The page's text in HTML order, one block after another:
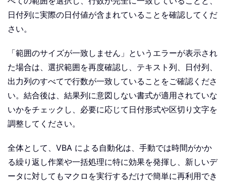
日付列に実際の日付値が含まれていることを確認してくだ
さい。
「範囲のサイズが一致しません」というエラーが表示され
た場合は、選択範囲を再度確認し、テキスト列、日付列、
出力列のすべてで行数が一致していることをご確認くださ
い。結合後は、結果列に意図しない書式が適用されていな
いかをチェックし、必要に応じて日付形式や区切り文字を
調整してください。
全体として、VBA による自動化は、手動では時間がかか
る繰り返し作業や一括処理に特に効果を発揮し、新しいデ
ータに対してもマクロを実行するだけで簡単に再利用でき